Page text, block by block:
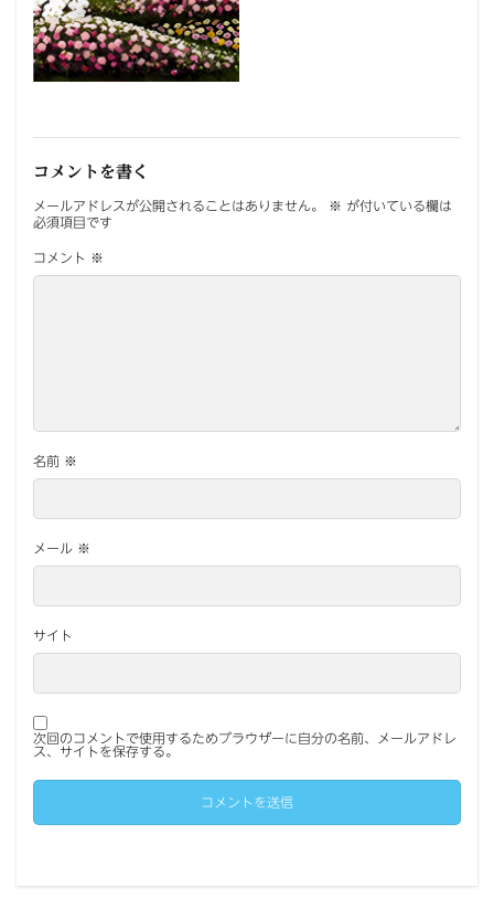
コメントを書く
メールアドレスが公開されることはありません。 ※ が付いている欄は
必須項目です
コメント ※
名前 ※
メール ※
サイト
次回のコメントで使用するためブラウザーに自分の名前、メールアドレ
ス、サイトを保存する。